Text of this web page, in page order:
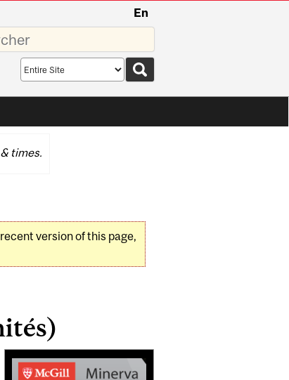
En
Search
scope
times.
version of this page,
Related